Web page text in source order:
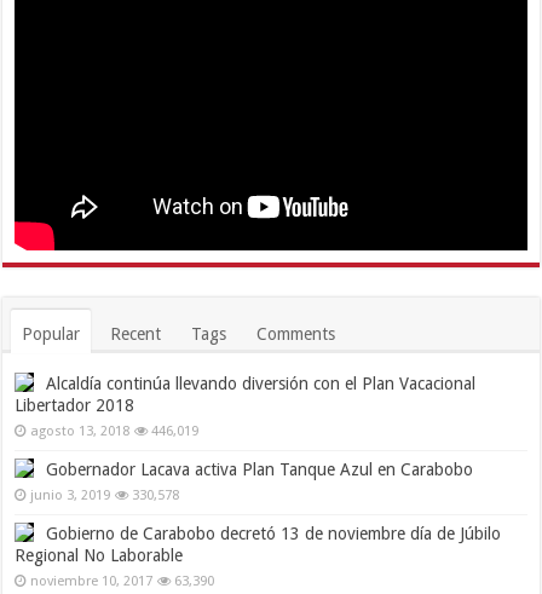
Popular Recent Tags Comments
Alcaldía continúa llevando diversión con el Plan Vacacional
Libertador 2018
agosto 13, 2018 446,019
Gobernador Lacava activa Plan Tanque Azul en Carabobo
junio 3, 2019 330,578
Gobierno de Carabobo decretó 13 de noviembre día de Júbilo
Regional No Laborable
noviembre 10, 2017 63,390